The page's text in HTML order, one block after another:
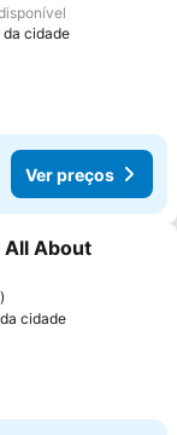
da cidade
Ver preços
favoritos
All About
cidade